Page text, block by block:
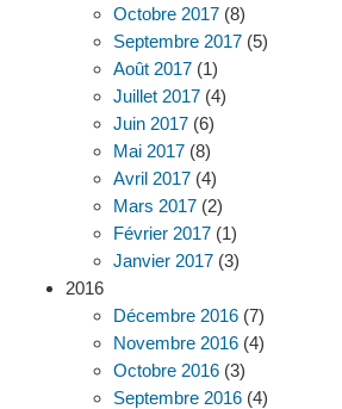
Octobre 2017 (8)
Septembre 2017 (5)
Août 2017 (1)
Juillet 2017 (4)
Juin 2017 (6)
Mai 2017 (8)
Avril 2017 (4)
Mars 2017 (2)
Février 2017 (1)
Janvier 2017 (3)
2016
Décembre 2016 (7)
Novembre 2016 (4)
Octobre 2016 (3)
Septembre 2016 (4)